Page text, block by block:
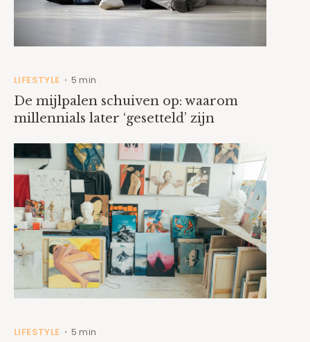
LIFESTYLE • 5 min
De mijlpalen schuiven op: waarom
millennials later ‘gesetteld’ zijn
LIFESTYLE • 5 min